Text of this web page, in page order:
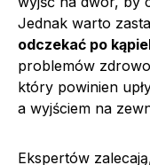
Jednak warto
odczekać po
problemów
który powinien
a wyjściem na
Ekspertów